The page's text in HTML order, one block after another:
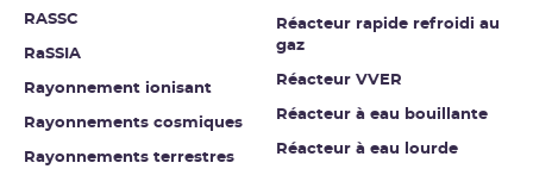
RASSC
RaSSIA
Rayonnement ionisant
Rayonnements cosmiques
Rayonnements terrestres
Réacteur rapide refroidi au
gaz
Réacteur VVER
Réacteur à eau bouillante
Réacteur à eau lourde